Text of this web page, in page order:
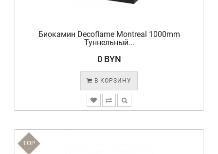
Биокамин Decoflame Montreal 1000mm
Туннельный...
0 BYN
В КОРЗИНУ
TOP